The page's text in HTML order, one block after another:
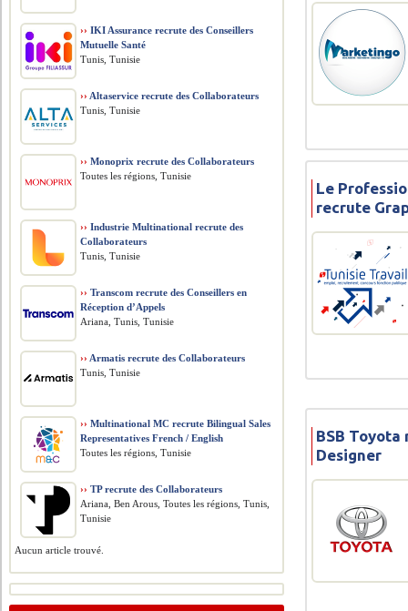
Le
recrute
BSB
Designer
›› IKI Assurance recrute des Conseillers
Mutuelle Santé
Tunis, Tunisie
›› Altaservice recrute des Collaborateurs
Tunis, Tunisie
›› Monoprix recrute des Collaborateurs
Toutes les régions, Tunisie
›› Industrie Multinational recrute des
Collaborateurs
Tunis, Tunisie
›› Transcom recrute des Conseillers en
Réception d’Appels
Ariana, Tunis, Tunisie
›› Armatis recrute des Collaborateurs
Tunis, Tunisie
›› Multinational MC recrute Bilingual Sales
Representatives French / English
Toutes les régions, Tunisie
›› TP recrute des Collaborateurs
Ariana, Ben Arous, Toutes les régions, Tunis,
Tunisie
Aucun article trouvé.